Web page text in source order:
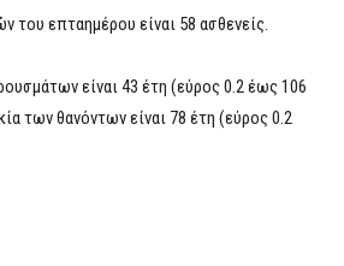
του επταημέρου είναι 58 ασθενείς.
είναι 43 έτη (εύρος 0.2 έως 106
των θανόντων είναι 78 έτη (εύρος 0.2